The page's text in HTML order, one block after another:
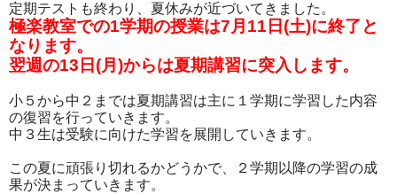
定期テストも終わり、夏休みが近づいてきました。
極楽教室での1学期の授業は7月11日(土)に終了と
なります。
翌週の13日(月)からは夏期講習に突入します。
小５から中２までは夏期講習は主に１学期に学習した内容
の復習を行っていきます。
中３生は受験に向けた学習を展開していきます。
この夏に頑張り切れるかどうかで、２学期以降の学習の成
果が決まっていきます。